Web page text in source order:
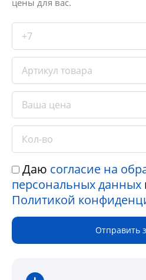
Даю согласие на
персональных данных
Политикой
Отправить